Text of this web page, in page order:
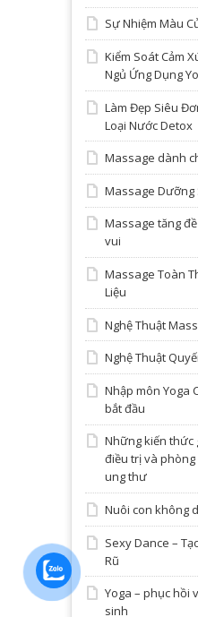
Sự Nhiệm Màu
Kiểm Soát Cảm
Ngủ Ứng Dụng
Làm Đẹp Siêu
Loại Nước Detox
Massage dành
Massage Dưỡng
Massage tăng
vui
Massage Toàn
Liệu
Nghệ Thuật
Nghệ Thuật
Nhập môn Yoga
bắt đầu
Những kiến thức
điều trị và
ung thư
Nuôi con không
Sexy Dance –
Rũ
Yoga – phục hồi
sinh